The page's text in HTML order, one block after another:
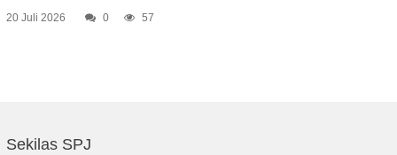
20 Juli 2026 0 57
Sekilas SPJ